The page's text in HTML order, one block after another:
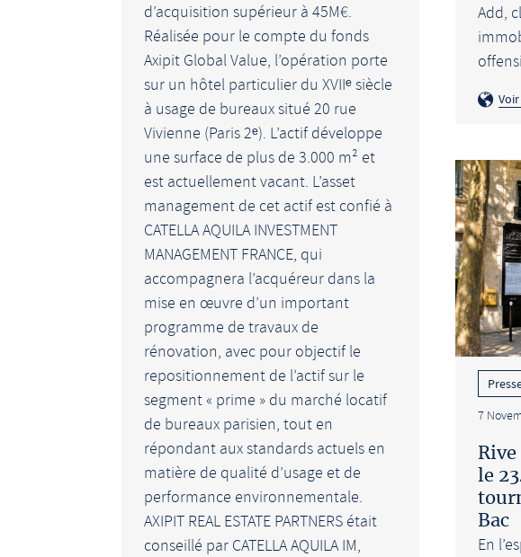
d’acquisition supérieur à 45M€.
Réalisée pour le compte du fonds
Axipit Global Value, l’opération porte
sur un hôtel particulier du XVIIᵉ siècle
à usage de bureaux situé 20 rue
Vivienne (Paris 2ᵉ). L’actif développe
une surface de plus de 3.000 m² et
est actuellement vacant. L’asset
management de cet actif est confié à
CATELLA AQUILA INVESTMENT
MANAGEMENT FRANCE, qui
accompagnera l’acquéreur dans la
mise en œuvre d’un important
programme de travaux de
rénovation, avec pour objectif le
repositionnement de l’actif sur le
segment « prime » du marché locatif
de bureaux parisien, tout en
répondant aux standards actuels en
matière de qualité d’usage et de
performance environnementale.
AXIPIT REAL ESTATE PARTNERS était
conseillé par CATELLA AQUILA IM,
Add,
7
le
Bac
En